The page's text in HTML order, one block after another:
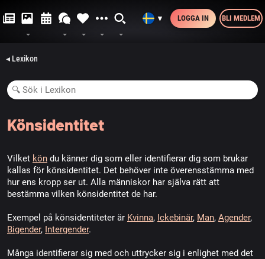
▼ LOGGA IN BLI MEDLEM
◂ Lexikon
Könsidentitet
Vilket kön du känner dig som eller identifierar dig som brukar
kallas för könsidentitet. Det behöver inte överensstämma med
hur ens kropp ser ut. Alla människor har själva rätt att
bestämma vilken könsidentitet de har.
Exempel på könsidentiteter är Kvinna, Ickebinär, Man, Agender,
Bigender, Intergender.
Många identifierar sig med och uttrycker sig i enlighet med det